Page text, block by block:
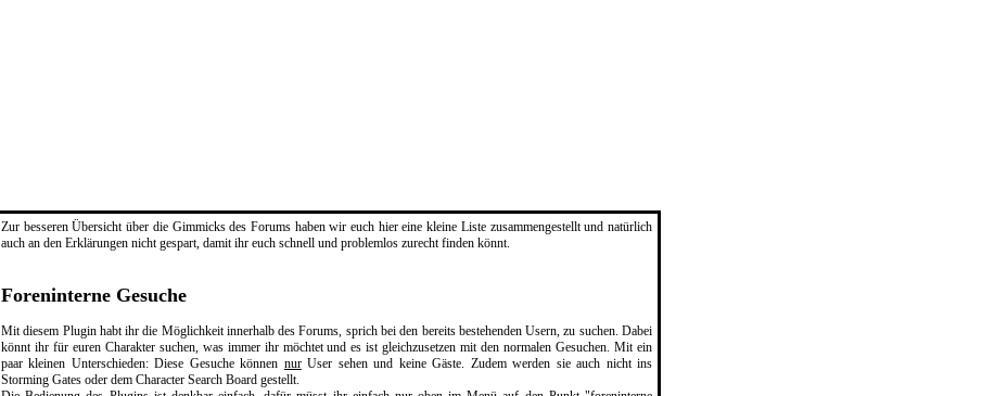
Zur besseren Übersicht über die Gimmicks des Forums haben wir euch hier eine kleine Liste zusammengestellt und natürlich
auch an den Erklärungen nicht gespart, damit ihr euch schnell und problemlos zurecht finden könnt.
Foreninterne Gesuche
Mit diesem Plugin habt ihr die Möglichkeit innerhalb des Forums, sprich bei den bereits bestehenden Usern, zu suchen. Dabei
könnt ihr für euren Charakter suchen, was immer ihr möchtet und es ist gleichzusetzen mit den normalen Gesuchen. Mit ein
paar kleinen Unterschieden: Diese Gesuche können nurUser sehen und keine Gäste. Zudem werden sie auch nicht ins
Storming Gates oder dem Character Search Board gestellt.